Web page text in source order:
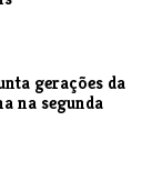
gerações da
na segunda